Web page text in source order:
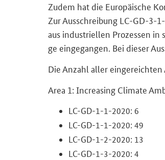
Zudem hat die Eu­ro­päi­sche
Zur Aus­schrei­bung LC-​GD-3-
aus in­dus­tri­el­len Pro­zes­sen
ge ein­ge­gan­gen. Bei die­ser
Die An­zahl aller
Area 1: In­crea­sing Cli­ma­te
LC-​GD-1-1-2020: 6
LC-​GD-1-1-2020: 49
LC-​GD-1-2-2020: 13
LC-​GD-1-3-2020: 4